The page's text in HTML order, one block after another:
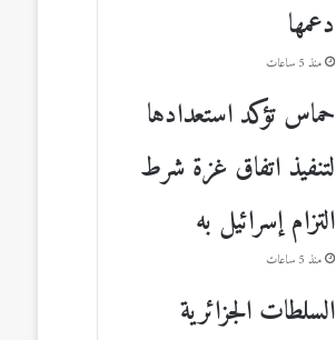
دعمها
منذ 5 ساعات
حماس تؤكد استعدادها
لتنفيذ اتفاق غزة شرط
التزام إسرائيل به
منذ 5 ساعات
السلطات الجزائرية